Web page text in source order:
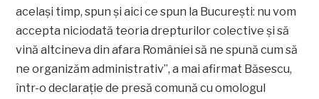
acelaşi timp, spun şi aici ce spun la Bucureşti: nu vom
accepta niciodată teoria drepturilor colective şi să
vină altcineva din afara României să ne spună cum să
ne organizăm administrativ”, a mai afirmat Băsescu,
într-o declaraţie de presă comună cu omologul